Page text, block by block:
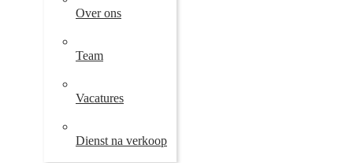
Over ons
Team
Vacatures
Dienst na verkoop